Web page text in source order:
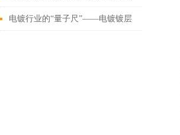
这些
电镀行业的“量子尺”——电镀镀层